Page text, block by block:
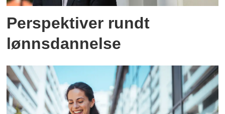
Perspektiver rundt
lønnsdannelse